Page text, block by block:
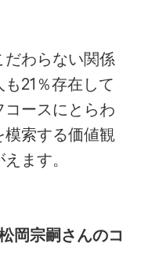
わらない関係
21％存在して
ースにとらわ
模索する価値観
ます。
岡宗嗣さんのコ